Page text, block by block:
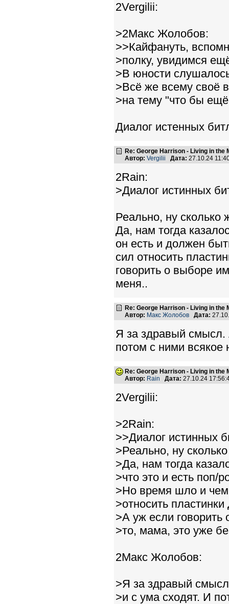
2Vergilii:
>2Макс Жолобов:
>>Кайфануть,
>полку, увидимся
>В юности
>Всё же всему своё
>на тему "что бы ещё
Диалог истенных
Re: George Harrison - Living in the
Автор: Vergilii Дата: 27.10.24
2Rain:
>Диалог истинных
Реально, ну сколько
Да, нам тогда
он есть и должен
сил относить
говорить о выборе
меня..
Re: George Harrison - Living in the
Автор: Макс Жолобов Дата:
Я за здравый смысл.
потом с ними всякое
Re: George Harrison - Living in the
Автор: Rain Дата: 27.10.24
2Vergilii:
>2Rain:
>>Диалог истинных
>Реально, ну
>Да, нам тогда
>что это и есть поп/
>Но время шло и
>относить
>А уж если
>то, мама, это уже
2Макс Жолобов:
>Я за здравый
>и с ума сходят. И